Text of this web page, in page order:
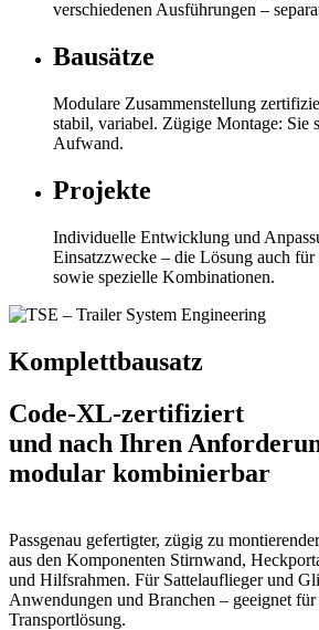
verschiedenen Ausführungen –
Bausätze
Modulare Zusammenstellung
stabil, variabel. Zügige Montage: Sie
Aufwand.
Projekte
Individuelle Entwicklung und
Einsatzzwecke – die Lösung auch
sowie spezielle Kombinationen.
Komplettbausatz
Code-XL-zertifiziert
und nach Ihren
modular kombinierbar
Passgenau gefertigter, zügig zu
aus den Komponenten Stirnwand,
und Hilfsrahmen. Für Sattelauflieger und
Anwendungen und Branchen – geeignet für
Transportlösung.